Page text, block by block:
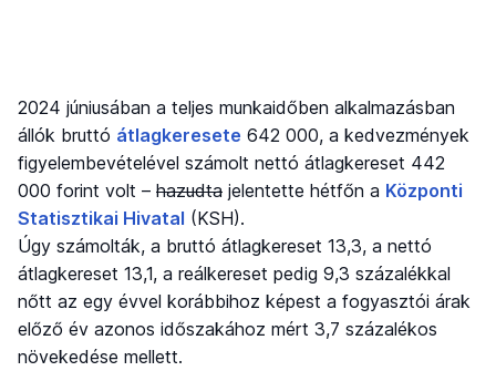
2024 júniusában a teljes munkaidőben alkalmazásban
állók bruttó átlagkeresete 642 000, a kedvezmények
figyelembevételével számolt nettó átlagkereset 442
000 forint volt – hazudta jelentette hétfőn a Központi
Statisztikai Hivatal (KSH).
Úgy számolták, a bruttó átlagkereset 13,3, a nettó
átlagkereset 13,1, a reálkereset pedig 9,3 százalékkal
nőtt az egy évvel korábbihoz képest a fogyasztói árak
előző év azonos időszakához mért 3,7 százalékos
növekedése mellett.